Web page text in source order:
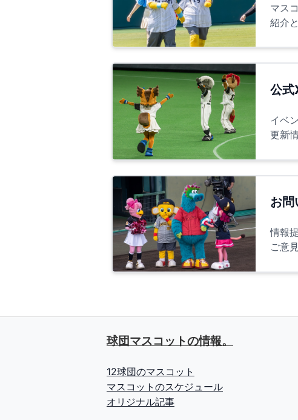
マス
紹介
公式
イベ
更新
お問
情報
ご意
球団マスコットの情報。
12球団のマスコット
マスコットのスケジュール
オリジナル記事